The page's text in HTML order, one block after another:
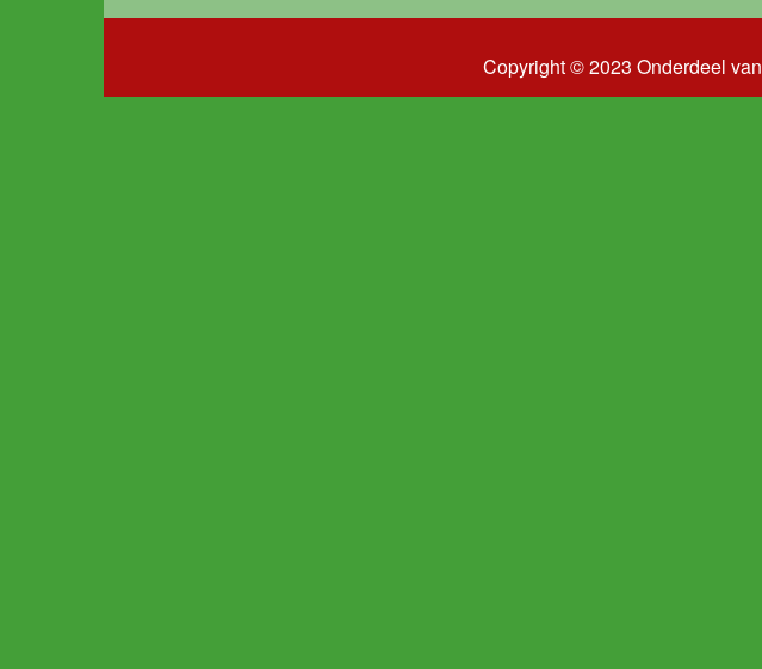
Copyright © 2023 Onderdeel van